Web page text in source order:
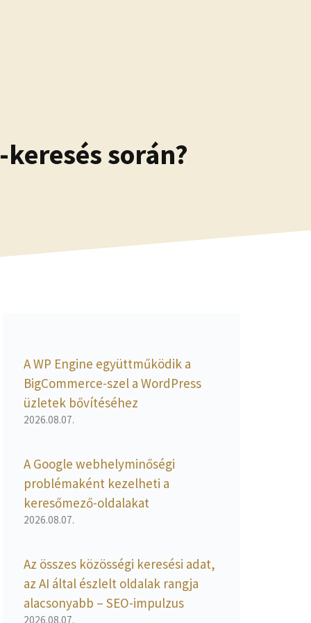
során?
A WP Engine együttműködik a
BigCommerce-szel a WordPress
üzletek bővítéséhez
2026.08.07.
A Google webhelyminőségi
problémaként kezelheti a
keresőmező-oldalakat
2026.08.07.
Az összes közösségi keresési adat,
az AI által észlelt oldalak rangja
alacsonyabb – SEO-impulzus
2026.08.07.